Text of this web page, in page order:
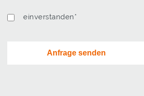
Datenschutz*
einverstanden*